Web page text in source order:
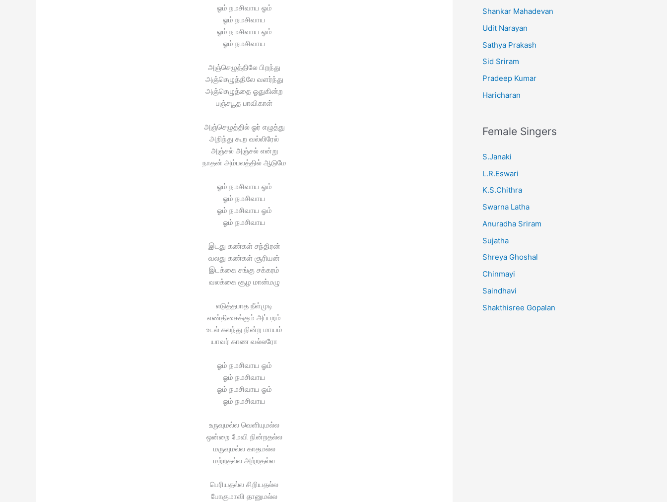
ஓம் நமசிவாய ஓம்
ஓம் நமசிவாய
ஓம் நமசிவாய ஓம்
ஓம் நமசிவாய
அஞ்செழுத்திலே பிறந்து
அஞ்செழுத்திலே வளர்ந்து
அஞ்செழுத்தை ஓதுகின்ற
பஞ்சபூத பாவிகாள்
அஞ்செழுத்தில் ஓர் எழுத்து
அறிந்து கூற வல்லிரேல்
அஞ்சல் அஞ்சல் என்று
நாதன் அம்பலத்தில் ஆடுமே
ஓம் நமசிவாய ஓம்
ஓம் நமசிவாய
ஓம் நமசிவாய ஓம்
ஓம் நமசிவாய
இடது கண்கள் சந்திரன்
வலது கண்கள் சூரியன்
இடக்கை சங்கு சக்கரம்
வலக்கை சூழ மான்மழு
எடுத்தபாத நீள்முடி
எண்திசைக்கும் அப்பறம்
உடல் கலந்து நின்ற மாயம்
யாவர் காண வல்லரோ
ஓம் நமசிவாய ஓம்
ஓம் நமசிவாய
ஓம் நமசிவாய ஓம்
ஓம் நமசிவாய
உருவுமல்ல வெளியுமல்ல
ஒன்றை மேவி நின்றதல்ல
மருவுமல்ல காதமல்ல
மற்றதல்ல அற்றதல்ல
பெரியதல்ல சிறியதல்ல
போகுமாவி தானுமல்ல
Shankar Mahadevan
Udit Narayan
Sathya Prakash
Sid Sriram
Pradeep Kumar
Haricharan
Female Singers
S.Janaki
L.R.Eswari
K.S.Chithra
Swarna Latha
Anuradha Sriram
Sujatha
Shreya Ghoshal
Chinmayi
Saindhavi
Shakthisree Gopalan